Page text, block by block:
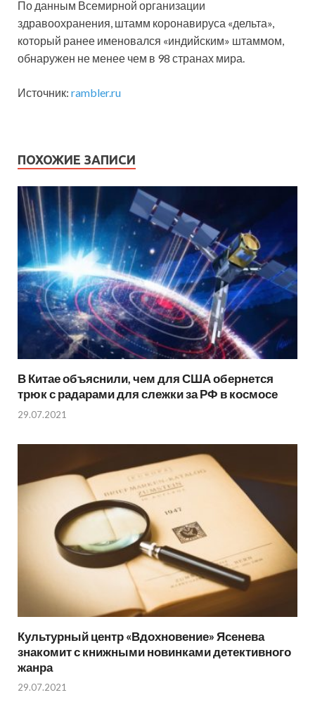
По данным Всемирной организации
здравоохранения, штамм коронавируса «дельта»,
который ранее именовался «индийским» штаммом,
обнаружен не менее чем в 98 странах мира.
Источник: rambler.ru
ПОХОЖИЕ ЗАПИСИ
В Китае объяснили, чем для США обернется
трюк с радарами для слежки за РФ в космосе
29.07.2021
Культурный центр «Вдохновение» Ясенева
знакомит с книжными новинками детективного
жанра
29.07.2021